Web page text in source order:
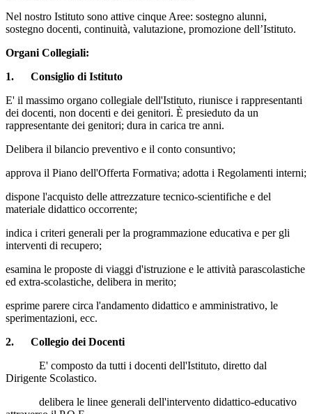
Nel nostro Istituto sono attive cinque Aree: sostegno alunni,
sostegno docenti, continuità, valutazione, promozione dell’Istituto.
Organi Collegiali:
1. Consiglio di Istituto
E' il massimo organo collegiale dell'Istituto, riunisce i rappresentanti
dei docenti, non docenti e dei genitori. È presieduto da un
rappresentante dei genitori; dura in carica tre anni.
Delibera il bilancio preventivo e il conto consuntivo;
approva il Piano dell'Offerta Formativa; adotta i Regolamenti interni;
dispone l'acquisto delle attrezzature tecnico-scientifiche e del
materiale didattico occorrente;
indica i criteri generali per la programmazione educativa e per gli
interventi di recupero;
esamina le proposte di viaggi d'istruzione e le attività parascolastiche
ed extra-scolastiche, delibera in merito;
esprime parere circa l'andamento didattico e amministrativo, le
sperimentazioni, ecc.
2. Collegio dei Docenti
E' composto da tutti i docenti dell'Istituto, diretto dal
Dirigente Scolastico.
delibera le linee generali dell'intervento didattico-educativo